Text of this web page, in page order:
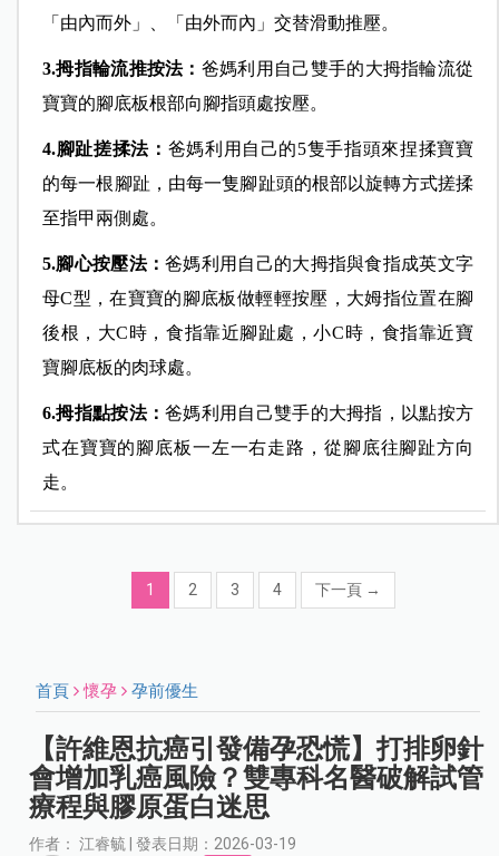
「由內而外」、「由外而內」交替滑動推壓。
3.拇指輪流推按法： 爸媽利用自己雙手的大拇指輪流從
寶寶的腳底板根部向腳指頭處按壓。
4.腳趾搓揉法： 爸媽利用自己的5隻手指頭來捏揉寶寶
的每一根腳趾，由每一隻腳趾頭的根部以旋轉方式搓揉
至指甲兩側處。
5.腳心按壓法：爸媽利用自己的大拇指與食指成英文字
母C型，在寶寶的腳底板做輕輕按壓，大姆指位置在腳
後根，大C時，食指靠近腳趾處，小C時，食指靠近寶
寶腳底板的肉球處。
6.拇指點按法：爸媽利用自己雙手的大拇指，以點按方
式在寶寶的腳底板一左一右走路，從腳底往腳趾方向
走。
1 2 3 4 下一頁 →
首頁 懷孕 孕前優生
【許維恩抗癌引發備孕恐慌】打排卵針
會增加乳癌風險？雙專科名醫破解試管
療程與膠原蛋白迷思
作者： 江睿毓 | 發表日期：2026-03-19